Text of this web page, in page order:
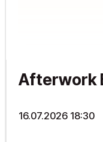
Afterwork
16.07.2026 18:30